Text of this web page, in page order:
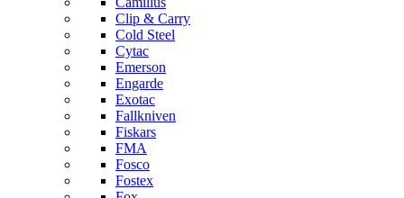
Clip & Carry
Cold Steel
Cytac
Emerson
Engarde
Exotac
Fallkniven
Fiskars
FMA
Fosco
Fostex